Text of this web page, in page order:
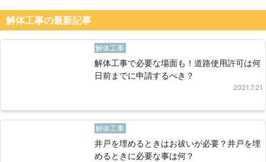
解体工事の最新記事
解体工事
解体工事で必要な場面も！道路使用許可は何
日前までに申請するべき？
2021.7.21
解体工事
井戸を埋めるときはお祓いが必要？井戸を埋
めるときに必要な事は何？